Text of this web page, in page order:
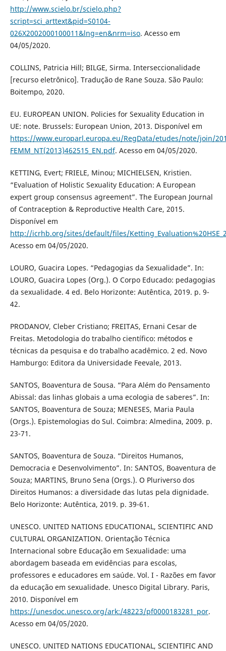
http://www.scielo.br/scielo.php?
script=sci_arttext&pid=S0104-
026X2002000100011&lng=en&nrm=iso. Acesso em
04/05/2020.
COLLINS, Patricia Hill; BILGE, Sirma. Interseccionalidade
[recurso eletrônico]. Tradução de Rane Souza. São Paulo:
Boitempo, 2020.
EU. EUROPEAN UNION. Policies for Sexuality Education in
UE: note. Brussels: European Union, 2013. Disponível em
https://www.europarl.europa.eu/RegData/etudes/note/join/
FEMM_NT(2013)462515_EN.pdf. Acesso em 04/05/2020.
KETTING, Evert; FRIELE, Minou; MICHIELSEN, Kristien.
“Evaluation of Holistic Sexuality Education: A European
expert group consensus agreement”. The European Journal
of Contraception & Reproductive Health Care, 2015.
Disponível em
http://icrhb.org/sites/default/files/
Acesso em 04/05/2020.
LOURO, Guacira Lopes. “Pedagogias da Sexualidade”. In:
LOURO, Guacira Lopes (Org.). O Corpo Educado: pedagogias
da sexualidade. 4 ed. Belo Horizonte: Autêntica, 2019. p. 9-
42.
PRODANOV, Cleber Cristiano; FREITAS, Ernani Cesar de
Freitas. Metodologia do trabalho científico: métodos e
técnicas da pesquisa e do trabalho acadêmico. 2 ed. Novo
Hamburgo: Editora da Universidade Feevale, 2013.
SANTOS, Boaventura de Sousa. “Para Além do Pensamento
Abissal: das linhas globais a uma ecologia de saberes”. In:
SANTOS, Boaventura de Souza; MENESES, Maria Paula
(Orgs.). Epistemologias do Sul. Coimbra: Almedina, 2009. p.
23-71.
SANTOS, Boaventura de Souza. “Direitos Humanos,
Democracia e Desenvolvimento”. In: SANTOS, Boaventura de
Souza; MARTINS, Bruno Sena (Orgs.). O Pluriverso dos
Direitos Humanos: a diversidade das lutas pela dignidade.
Belo Horizonte: Autêntica, 2019. p. 39-61.
UNESCO. UNITED NATIONS EDUCATIONAL, SCIENTIFIC AND
CULTURAL ORGANIZATION. Orientação Técnica
Internacional sobre Educação em Sexualidade: uma
abordagem baseada em evidências para escolas,
professores e educadores em saúde. Vol. I - Razões em favor
da educação em sexualidade. Unesco Digital Library. Paris,
2010. Disponível em
https://unesdoc.unesco.org/ark:/48223/pf0000183281_por.
Acesso em 04/05/2020.
UNESCO. UNITED NATIONS EDUCATIONAL, SCIENTIFIC AND